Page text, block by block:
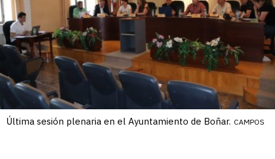
Última sesión plenaria en el Ayuntamiento de Boñar. CAMPOS